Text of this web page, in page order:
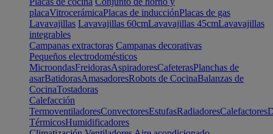
placaVitrocerámicaPlacas de inducciónPlacas de gas
Lavavajillas Lavavajillas 60cmLavavajillas 45cmLavavajillas
integrables
Campanas extractoras Campanas decorativas
Pequeños electrodomésticos
MicroondasFreidorasAspiradoresCafeterasPlanchas de
asarBatidorasAmasadoresRobots de CocinaBalanzas de
CocinaTostadoras
Calefacción
TermoventiladoresConvectoresEstufasRadiadoresCalefactores
TérmicosHumidificadores